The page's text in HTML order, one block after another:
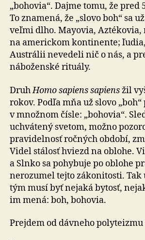
„bohovia“. Dajme tomu, že pred
To znamená, že „slovo boh“ sa
veľmi dlho. Mayovia, Aztékovia,
na ame­ric­kom kontinente;
Austrálii nevedeli nič o nás, a
náboženské rituály.
DruhHomo sapiens sapiensžil
rokov. Podľa mňa už slovo
v množnom čísle: „bohovia“.
uchvátený svetom, možno
pravidelnosť ročných období,
Videl stálosť hviezd na oblohe.
a Slnko sa pohybuje po oblohe
nerozumel tejto zá­ko­ni­tos­ti. Tak
tým musí byť nejaká bytosť,
im mená: boh, bohovia.
Prejdem od dávneho